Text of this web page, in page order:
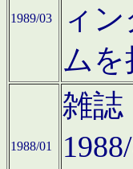
1989/03
ィ
ムを
1988/01
雑誌